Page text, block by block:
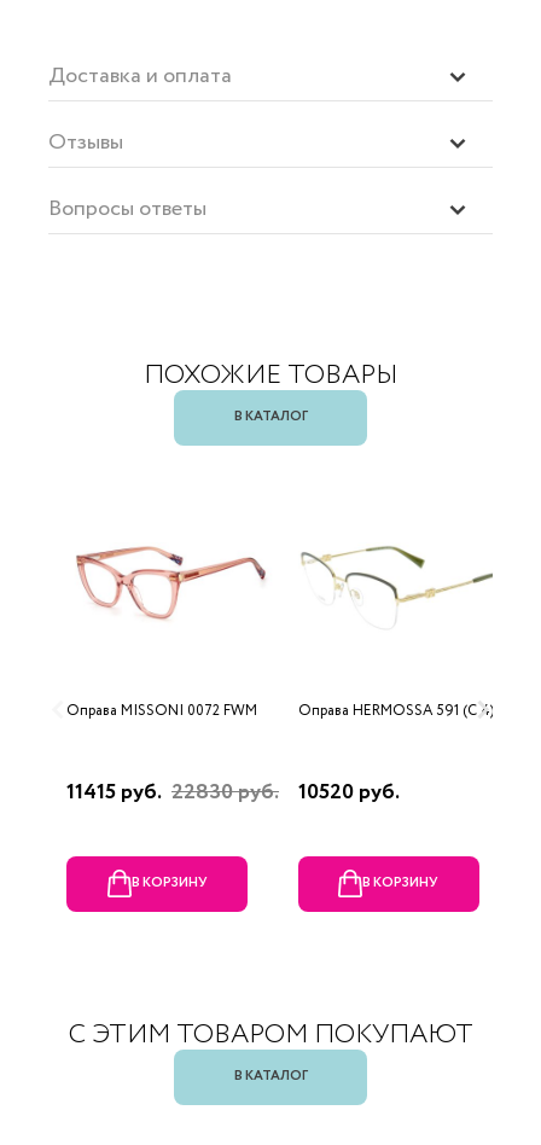
Доставка и оплата
Отзывы
Вопросы ответы
ПОХОЖИЕ ТОВАРЫ
В КАТАЛОГ
Оправа MISSONI 0072 FWM
11415 руб. 22830 руб.
В КОРЗИНУ
Оправа HERMOSSA 591 (C 4)
10520 руб.
В КОРЗИНУ
С ЭТИМ ТОВАРОМ ПОКУПАЮТ
В КАТАЛОГ